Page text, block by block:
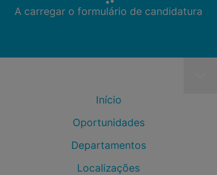
A carregar o formulário de candidatura
Início
Oportunidades
Departamentos
Localizações